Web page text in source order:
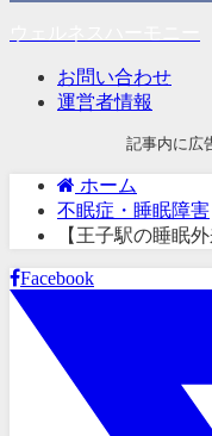
お問い合わせ
運営者情報
記事内に広
ホーム
不眠症・睡眠障害
【王子駅の睡眠
Facebook